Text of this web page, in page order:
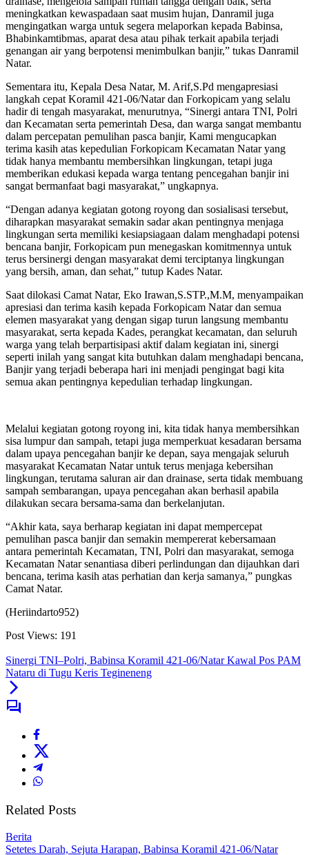
meningkatkan kewaspadaan saat musim hujan, Danramil juga
mengingatkan warga untuk segera melaporkan kepada Babinsa,
Bhabinkamtibmas, aparat desa atau pihak terkait apabila terjadi
genangan air yang berpotensi menimbulkan banjir,” tukas Danramil
Natar.
Sementara itu, Kepala Desa Natar, M. Arif,S.Pd mengapresiasi
langkah cepat Koramil 421-06/Natar dan Forkopicam yang selalu
hadir di tengah masyarakat, menurutnya, “Sinergi antara TNI, Polri
dan Kecamatan serta pemerintah Desa, dan warga sangat membantu
dalam percepatan pemulihan pasca banjir, Kami mengucapkan
terima kasih atas kepedulian Forkopicam Kecamatan Natar yang
tidak hanya membantu membersihkan lingkungan, tetapi juga
memberikan edukasi kepada warga tentang pencegahan banjir ini
sangat bermanfaat bagi masyarakat,” ungkapnya.
“Dengan adanya kegiatan gotong royong dan sosialisasi tersebut,
diharapkan masyarakat semakin sadar akan pentingnya menjaga
lingkungan serta memiliki kesiapsiagaan dalam menghadapi potensi
bencana banjir, Forkopicam pun menegaskan komitmennya untuk
terus bersinergi dengan masyarakat demi terciptanya lingkungan
yang bersih, aman, dan sehat,” tutup Kades Natar.
Saat dilokasi Camat Natar, Eko Irawan,S.STP.,M.M, menyampaikan
apresiasi dan terima kasih kepada Forkopicam Natar dan semua
elemen masyarakat yang dengan sigap turun langsung membantu
masyarakat, serta kepada Kades, perangkat kecamatan, dan seluruh
warga yang telah berpartisipasi aktif dalam kegiatan ini, sinergi
seperti inilah yang sangat kita butuhkan dalam menghadapi bencana,
Banjir yang terjadi beberapa hari ini menjadi pengingat bagi kita
semua akan pentingnya kepedulian terhadap lingkungan.
Melalui kegiatan gotong royong ini, kita tidak hanya membersihkan
sisa lumpur dan sampah, tetapi juga memperkuat kesadaran bersama
dalam upaya pencegahan banjir ke depan, saya mengajak seluruh
masyarakat Kecamatan Natar untuk terus menjaga kebersihan
lingkungan, terutama saluran air dan drainase, serta tidak membuang
sampah sembarangan, upaya pencegahan akan berhasil apabila
dilakukan secara bersama-sama dan berkelanjutan.
“Akhir kata, saya berharap kegiatan ini dapat mempercepat
pemulihan pasca banjir dan semakin mempererat kebersamaan
antara pemerintah Kecamatan, TNI, Polri dan masyarakat, semoga
Kecamatan Natar senantiasa diberi perlindungan dan dijauhkan dari
bencana, terima kasih atas perhatian dan kerja samanya,” pungkas
Camat Natar.
(Heriindarto952)
Post Views: 191
Sinergi TNI–Polri, Babinsa Koramil 421-06/Natar Kawal Pos PAM
Nataru di Tugu Keris Tegineneng
Related Posts
Berita
Setetes Darah, Sejuta Harapan, Babinsa Koramil 421-06/Natar